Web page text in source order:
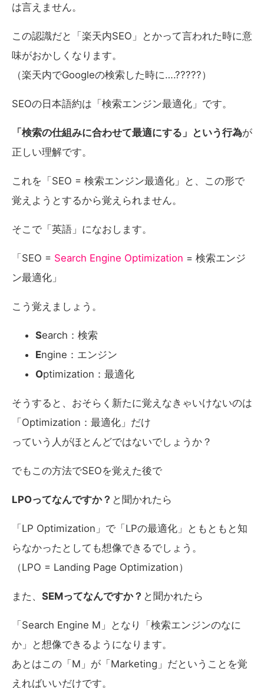
は言えません。
この認識だと「楽天内SEO」とかって言われた時に意
味がおかしくなります。
（楽天内でGoogleの検索した時に….?????）
SEOの日本語約は「検索エンジン最適化」です。
「検索の仕組みに合わせて最適にする」という行為が
正しい理解です。
これを「SEO = 検索エンジン最適化」と、この形で
覚えようとするから覚えられません。
そこで「英語」になおします。
「SEO = Search Engine Optimization = 検索エンジ
ン最適化」
こう覚えましょう。
Search：検索
Engine：エンジン
Optimization：最適化
そうすると、おそらく新たに覚えなきゃいけないのは
「Optimization：最適化」だけ
っていう人がほとんどではないでしょうか？
でもこの方法でSEOを覚えた後で
LPOってなんですか？ と聞かれたら
「LP Optimization」で「LPの最適化」ともともと知
らなかったとしても想像できるでしょう。
（LPO = Landing Page Optimization）
また、 SEMってなんですか？ と聞かれたら
「Search Engine M」となり「検索エンジンのなに
か」と想像できるようになります。
あとはこの「M」が「Marketing」だということを覚
えればいいだけです。